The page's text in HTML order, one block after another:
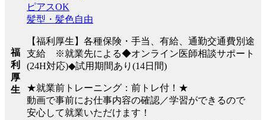
福
利
厚
生
ピアスOK
髪型・髪色自由
【福利厚生】各種保険・手当、有給、通勤交通費別途
支給 ※就業先による◆オンライン医師相談サポート
(24H対応)◆試用期間あり(14日間)
★就業前トレーニング：前トレ付！★
動画で事前にお仕事内容の確認／学習ができるので
安心して就業いただけます！